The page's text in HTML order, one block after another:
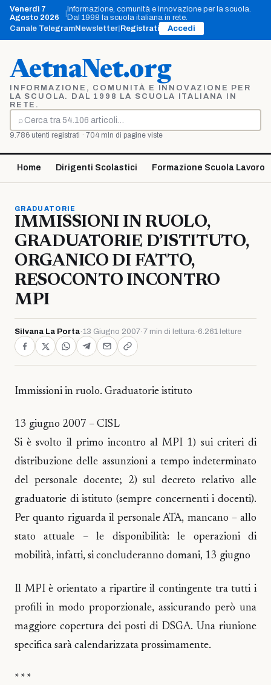
Vai
contenuto
Venerdì 7
Agosto 2026
Informazione, comunità e innovazione per la scuola.
Dal 1998 la scuola italiana in rete.
Canale TelegramNewsletter Registrati Accedi
AetnaNet.org
INFORMAZIONE, COMUNITÀ E INNOVAZIONE PER
LA SCUOLA. DAL 1998 LA SCUOLA ITALIANA IN
RETE.
⌕
Cerca
9.786 utenti registrati · 704 mln di pagine viste
Home Dirigenti Scolastici Formazione Scuola Lavoro
GRADUATORIE
IMMISSIONI IN RUOLO,
GRADUATORIE D’ISTITUTO,
ORGANICO DI FATTO,
RESOCONTO INCONTRO
MPI
Silvana La Porta·13 Giugno 2007·7 min di lettura· 6.261 letture
Immissioni in ruolo. Graduatorie istituto
13 giugno 2007 – CISL
Si è svolto il primo incontro al MPI 1) sui criteri di
distribuzione delle assunzioni a tempo indeterminato
del personale docente; 2) sul decreto relativo alle
graduatorie di istituto (sempre concernenti i docenti).
Per quanto riguarda il personale ATA, mancano – allo
stato attuale – le disponibilità: le operazioni di
mobilità, infatti, si concluderanno domani, 13 giugno
Il MPI è orientato a ripartire il contingente tra tutti i
profili in modo proporzionale, assicurando però una
maggiore copertura dei posti di DSGA. Una riunione
specifica sarà calendarizzata prossimamente.
* * *